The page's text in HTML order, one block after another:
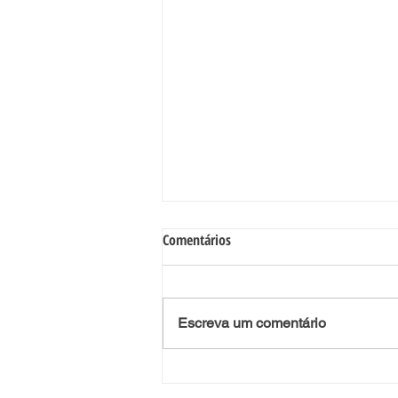
A importância da Educação
autores da obra literária, intitulada
“Educação...
Comentários
Escreva um comentário